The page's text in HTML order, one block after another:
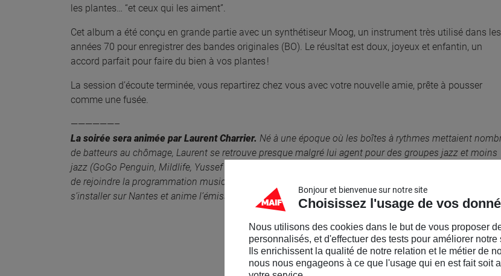
les plantes… “et ceux qui les aiment”.
Cet album a été conçu en grande partie avec un synthétiseur Moog, un instrument très utilisé dans les
années 70 pour enregistrer des bandes originales (BO). Le réusltat est doux, joyeux et enfantin, un
accord parfait pour faire du bien à vos plantes !
La session d’écoute terminée, vous repartirez chez vous avec votre nouvelle amie, prête à pousser
comme une fusée.
——————–
La soirée sera animée par Laurent Charrier. Né à une époque où les boîtes à rythmes mettaient
de batteurs au chômage, Laurent se retrouve presque malgré lui agent pour des groupes jazz et moins
jazz (GoGo Penguin, Mildlife, Yussef Kamaal). Dans le même temps, il s’initie à la radio sur Jet FM avant
de rejoindre la programmation musicale de Fip, qu’il alimentera pendant 7 ans. En 2018, il revient
s’installer sur Nantes et anime l’émission Le Tour Du Disque sur Jet FM.
Bonjour et bienvenue sur notre site
Choisissez l'usage de vos
Nous utilisons des cookies dans le but de vous proposer
personnalisés, et d'effectuer des tests pour améliorer notre
Ils enrichissent la qualité de notre relation et le métier de
nous nous engageons à ce que l'usage qui en est fait soit